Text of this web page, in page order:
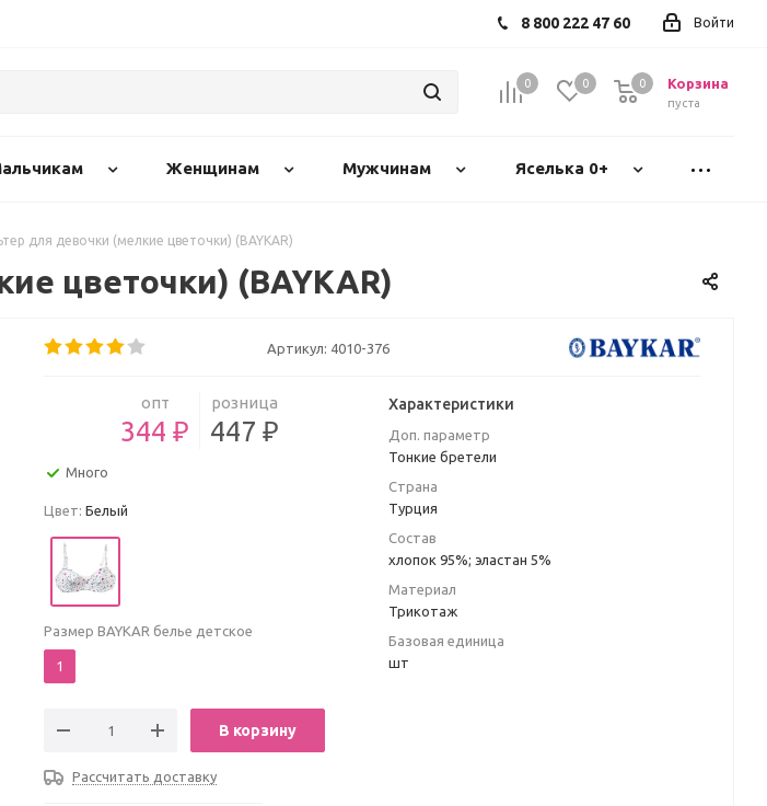
Войти
8 800 222 47 60
0 0 Корзина
пуста
0
Женщинам Мужчинам Яселька 0+
для девочки (мелкие цветочки) (BAYKAR)
цветочки) (BAYKAR)
Артикул: 4010-376
опт
344 ₽
розница
447 ₽
Много
Цвет: Белый
Размер BAYKAR белье детское
1
В корзину
Рассчитать доставку
Характеристики
Доп. параметр
Тонкие бретели
Страна
Турция
Состав
хлопок 95%; эластан 5%
Материал
Трикотаж
Базовая единица
шт